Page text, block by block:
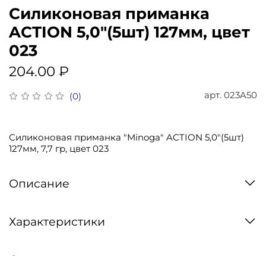
(0) арт. 023A50
Силиконовая приманка
ACTION 5,0"(5шт) 127мм, цвет
023
204.00 ₽
Силиконовая приманка "Minoga" ACTION 5,0"(5шт)
127мм, 7,7 гр, цвет 023
Описание
Характеристики